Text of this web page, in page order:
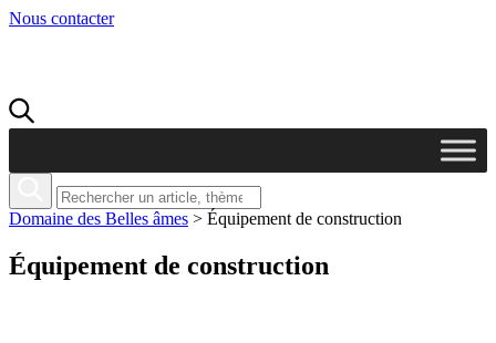
Nous contacter
Domaine des Belles âmes > Équipement de construction
Équipement de construction